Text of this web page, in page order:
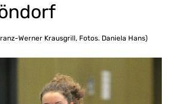
Werner Krausgrill, Fotos. Daniela Hans)